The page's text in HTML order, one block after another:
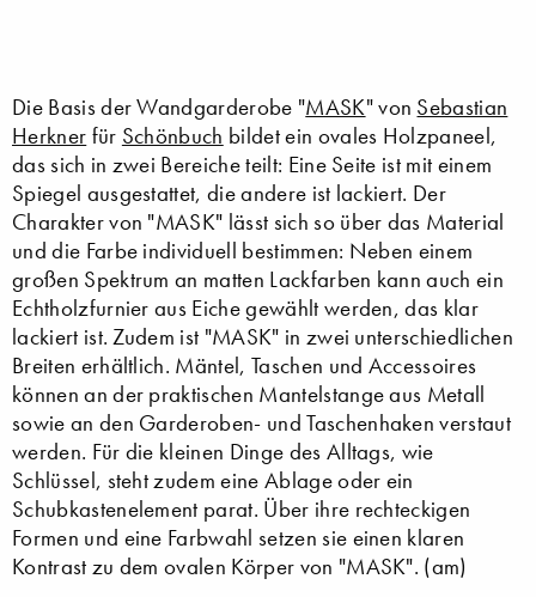
Die Basis der Wandgarderobe "MASK" von Sebastian
Herkner für Schönbuch bildet ein ovales Holzpaneel,
das sich in zwei Bereiche teilt: Eine Seite ist mit einem
Spiegel ausgestattet, die andere ist lackiert. Der
Charakter von "MASK" lässt sich so über das Material
und die Farbe individuell bestimmen: Neben einem
großen Spektrum an matten Lackfarben kann auch ein
Echtholzfurnier aus Eiche gewählt werden, das klar
lackiert ist. Zudem ist "MASK" in zwei unterschiedlichen
Breiten erhältlich. Mäntel, Taschen und Accessoires
können an der praktischen Mantelstange aus Metall
sowie an den Garderoben- und Taschenhaken verstaut
werden. Für die kleinen Dinge des Alltags, wie
Schlüssel, steht zudem eine Ablage oder ein
Schubkastenelement parat. Über ihre rechteckigen
Formen und eine Farbwahl setzen sie einen klaren
Kontrast zu dem ovalen Körper von "MASK". (am)